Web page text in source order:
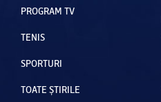
PROGRAM TV
TENIS
SPORTURI
TOATE ȘTIRILE